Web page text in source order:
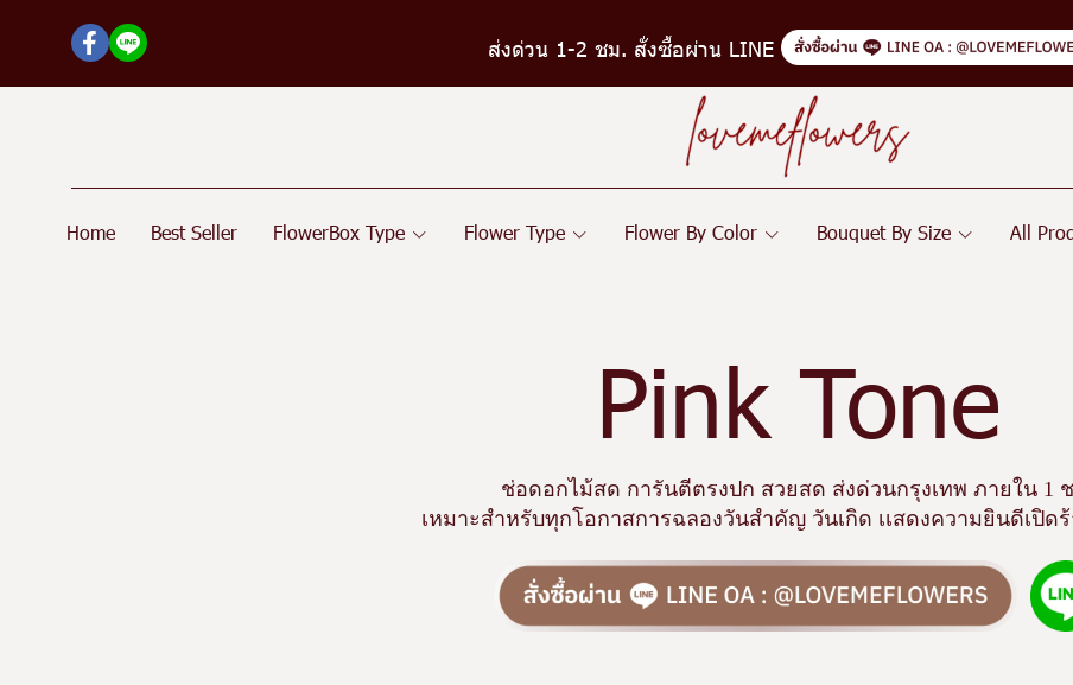
ส่งด่วน 1-2 ชม. สั่งซื้อผ่าน LINE
Home Best Seller FlowerBox Type Flower Type Flower By Color Bouquet By Size All
Pink Tone
ช่อดอกไม้สด การันตีตรงปก สวยสด ส่งด่วนกรุงเทพ ภายใน 1
เหมาะสำหรับทุกโอกาสการฉลองวันสำคัญ วันเกิด เเสดงความยินดีเปิด